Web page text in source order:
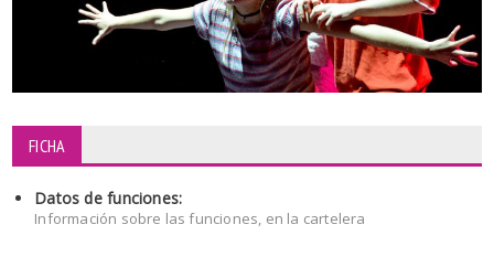
FICHA
Datos de funciones:
Información sobre las funciones, en la cartelera